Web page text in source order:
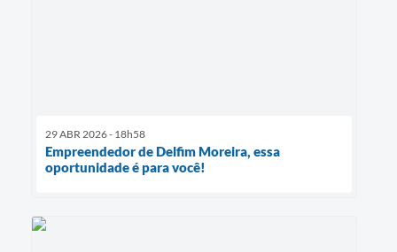
29 ABR 2026 - 18h58
Empreendedor de Delfim Moreira, essa
oportunidade é para você!